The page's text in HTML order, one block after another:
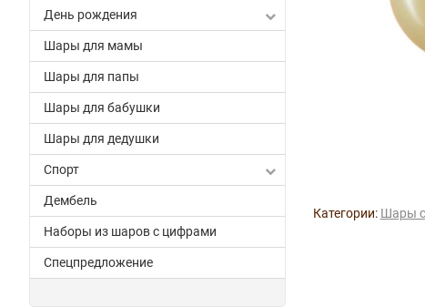
День рождения
Шары для мамы
Шары для папы
Шары для бабушки
Шары для дедушки
Спорт
Дембель
Наборы из шаров с цифрами
Спецпредложение
Категории: Шары